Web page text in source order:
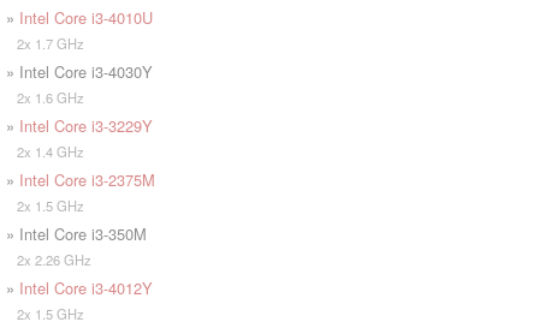
» Intel Core i3-4010U
2x 1.7 GHz
» Intel Core i3-4030Y
2x 1.6 GHz
» Intel Core i3-3229Y
2x 1.4 GHz
» Intel Core i3-2375M
2x 1.5 GHz
» Intel Core i3-350M
2x 2.26 GHz
» Intel Core i3-4012Y
2x 1.5 GHz